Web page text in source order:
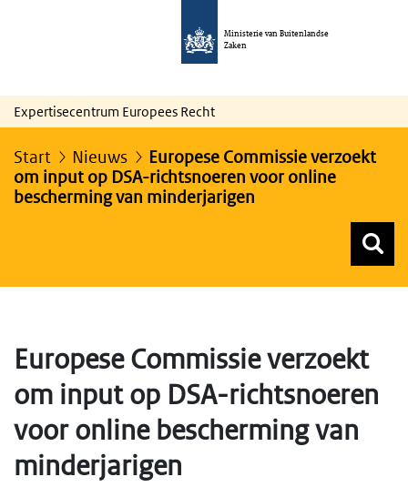
Ministerie van Buitenlandse
Zaken
Expertisecentrum Europees Recht
Start Nieuws
Europese Commissie verzoekt
om input op DSA-richtsnoeren voor online
bescherming van minderjarigen
Europese Commissie verzoekt
om input op DSA-richtsnoeren
voor online bescherming van
minderjarigen